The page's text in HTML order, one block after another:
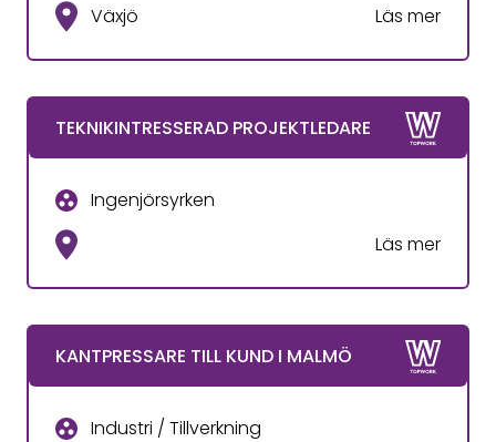
Växjö
Läs mer
TEKNIKINTRESSERAD PROJEKTLEDARE
Ingenjörsyrken
Läs mer
KANTPRESSARE TILL KUND I MALMÖ
Industri / Tillverkning